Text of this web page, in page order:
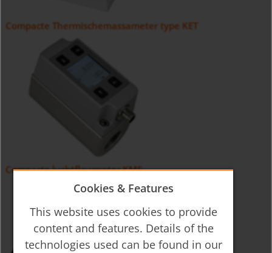
Compacte Thermischemassameter type KET
Compacte luchtflowmeter KME
Cookies & Features
This website uses cookies to provide
content and features. Details of the
technologies used can be found in our